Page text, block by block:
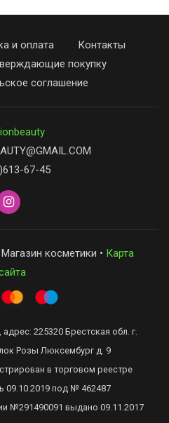
и оплата
Контакты
покупку
соглашение
67-45
косметики • Карта
225320 Брестская обл. г.
Розы Люксембург д. 9
в торговом реестре
09.10.2019 под № 462487
№291490091 выдано 09.11.2017